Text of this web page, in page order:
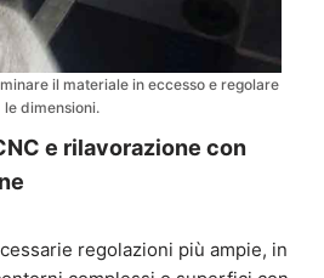
il materiale in eccesso e regolare
le dimensioni.
e rilavorazione con
regolazioni più ampie, in